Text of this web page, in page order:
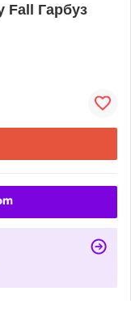
Fall Гарбуз